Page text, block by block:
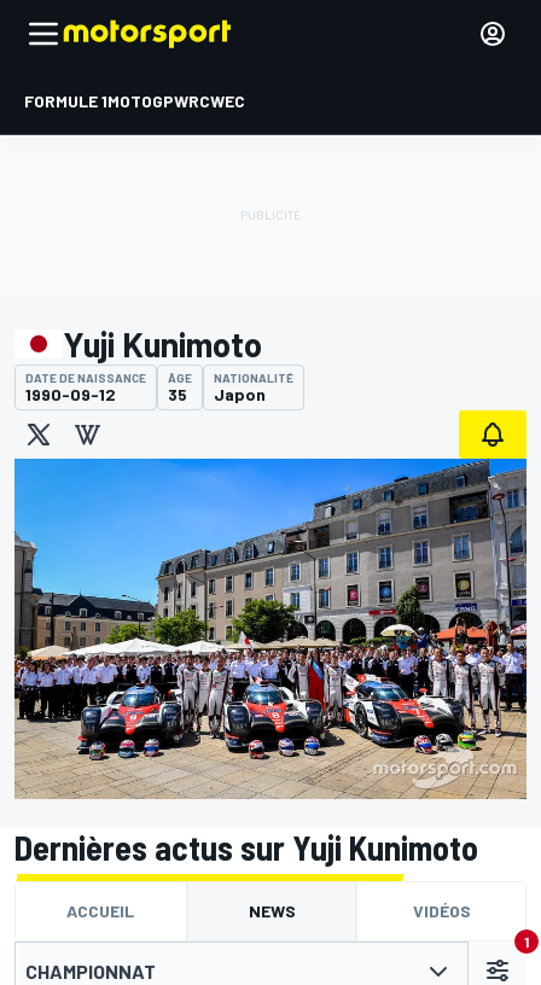
FORMULE 1MOTOGPWRCWEC
Yuji Kunimoto
DATE DE NAISSANCE
1990-09-12
ÂGE
35
NATIONALITÉ
Japon
Dernières actus sur Yuji Kunimoto
ACCUEIL NEWS VIDÉOS
CHAMPIONNAT
1